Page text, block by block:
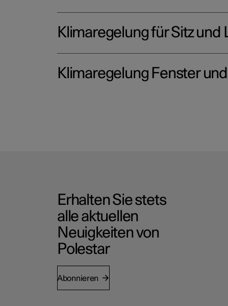
Klimaregelung für Sitz und
Klimaregelung Fenster
Erhalten Sie stets
alle aktuellen
Neuigkeiten von
Polestar
Abonnieren